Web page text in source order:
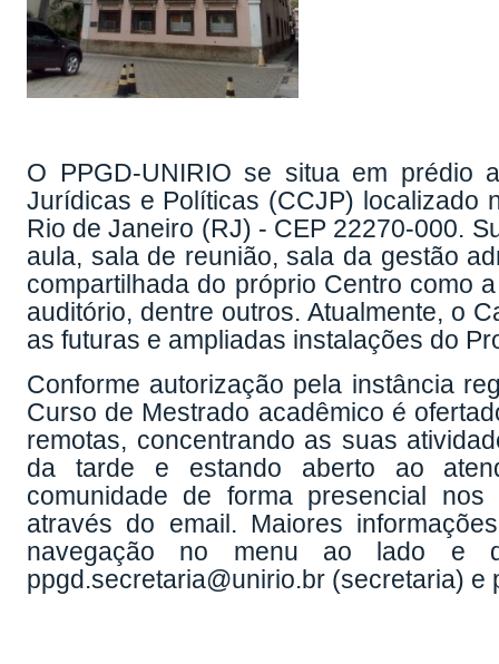
O PPGD-UNIRIO se situa em
Jurídicas e Políticas (CCJP) localizado
Rio de Janeiro (RJ) - CEP 22270-000.
aula, sala de reunião, sala da gestão
compartilhada do próprio Centro como
auditório, dentre outros. Atualmente, o
as futuras e ampliadas instalações do
Conforme autorização pela instância
Curso de Mestrado acadêmico é
remotas, concentrando as suas
da tarde e estando aberto ao
comunidade de forma presencial
através do email. Maiores
navegação no menu ao lado e
ppgd.secretaria@unirio.br (secretaria)